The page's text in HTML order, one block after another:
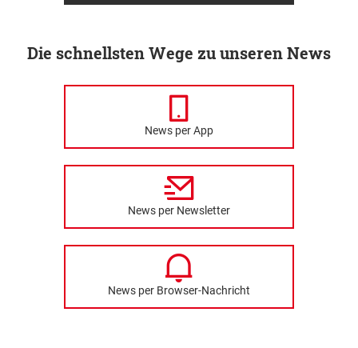
Die schnellsten Wege zu unseren News
News per App
News per Newsletter
News per Browser-Nachricht